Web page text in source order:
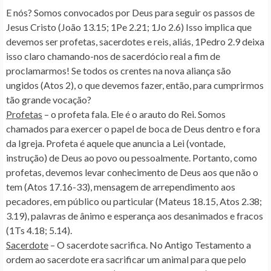
E nós? Somos convocados por Deus para seguir os passos de
Jesus Cristo (João 13.15; 1Pe 2.21; 1Jo 2.6) Isso implica que
devemos ser profetas, sacerdotes e reis, aliás, 1Pedro 2.9 deixa
isso claro chamando-nos de sacerdócio real a fim de
proclamarmos! Se todos os crentes na nova aliança são
ungidos (Atos 2), o que devemos fazer, então, para cumprirmos
tão grande vocação?
Profetas – o profeta fala. Ele é o arauto do Rei. Somos
chamados para exercer o papel de boca de Deus dentro e fora
da Igreja. Profeta é aquele que anuncia a Lei (vontade,
instrução) de Deus ao povo ou pessoalmente. Portanto, como
profetas, devemos levar conhecimento de Deus aos que não o
tem (Atos 17.16-33), mensagem de arrependimento aos
pecadores, em público ou particular (Mateus 18.15, Atos 2.38;
3.19), palavras de ânimo e esperança aos desanimados e fracos
(1Ts 4.18; 5.14).
Sacerdote – O sacerdote sacrifica. No Antigo Testamento a
ordem ao sacerdote era sacrificar um animal para que pelo